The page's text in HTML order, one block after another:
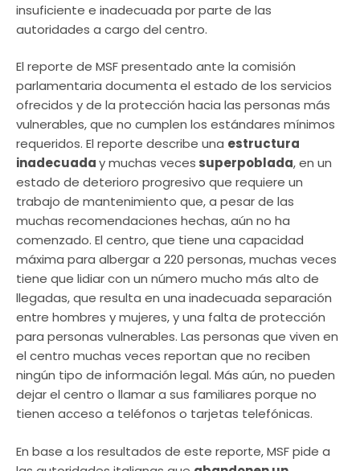
insuficiente e inadecuada por parte de las
autoridades a cargo del centro.
El reporte de MSF presentado ante la comisión
parlamentaria documenta el estado de los servicios
ofrecidos y de la protección hacia las personas más
vulnerables, que no cumplen los estándares mínimos
requeridos. El reporte describe una estructura
inadecuaday muchas veces superpoblada, en un
estado de deterioro progresivo que requiere un
trabajo de mantenimiento que, a pesar de las
muchas recomendaciones hechas, aún no ha
comenzado. El centro, que tiene una capacidad
máxima para albergar a 220 personas, muchas veces
tiene que lidiar con un número mucho más alto de
llegadas, que resulta en una inadecuada separación
entre hombres y mujeres, y una falta de protección
para personas vulnerables. Las personas que viven en
el centro muchas veces reportan que no reciben
ningún tipo de información legal. Más aún, no pueden
dejar el centro o llamar a sus familiares porque no
tienen acceso a teléfonos o tarjetas telefónicas.
En base a los resultados de este reporte, MSF pide a